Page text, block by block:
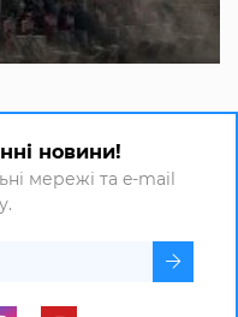
новини!
мережі та e-mail